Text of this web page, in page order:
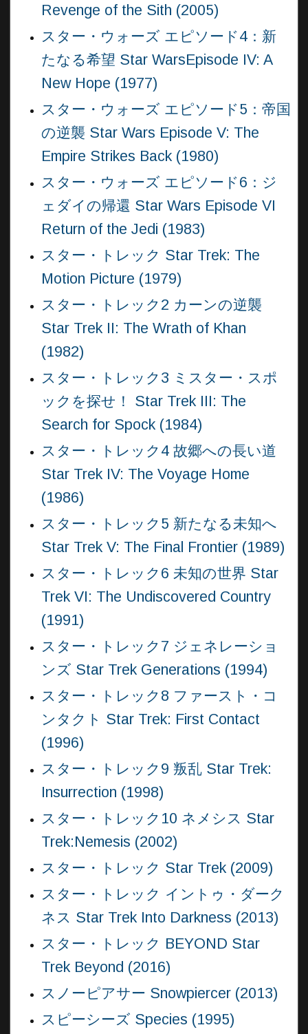
Revenge of the Sith (2005)
スター・ウォーズ エピソード4：新
たなる希望 Star WarsEpisode IV: A
New Hope (1977)
スター・ウォーズ エピソード5：帝国
の逆襲 Star Wars Episode V: The
Empire Strikes Back (1980)
スター・ウォーズ エピソード6：ジ
ェダイの帰還 Star Wars Episode VI
Return of the Jedi (1983)
スター・トレック Star Trek: The
Motion Picture (1979)
スター・トレック2 カーンの逆襲
Star Trek II: The Wrath of Khan
(1982)
スター・トレック3 ミスター・スポ
ックを探せ！ Star Trek III: The
Search for Spock (1984)
スター・トレック4 故郷への長い道
Star Trek IV: The Voyage Home
(1986)
スター・トレック5 新たなる未知へ
Star Trek V: The Final Frontier (1989)
スター・トレック6 未知の世界 Star
Trek VI: The Undiscovered Country
(1991)
スター・トレック7 ジェネレーショ
ンズ Star Trek Generations (1994)
スター・トレック8 ファースト・コ
ンタクト Star Trek: First Contact
(1996)
スター・トレック9 叛乱 Star Trek:
Insurrection (1998)
スター・トレック10 ネメシス Star
Trek:Nemesis (2002)
スター・トレック Star Trek (2009)
スター・トレック イントゥ・ダーク
ネス Star Trek Into Darkness (2013)
スター・トレック BEYOND Star
Trek Beyond (2016)
スノーピアサー Snowpiercer (2013)
スピーシーズ Species (1995)